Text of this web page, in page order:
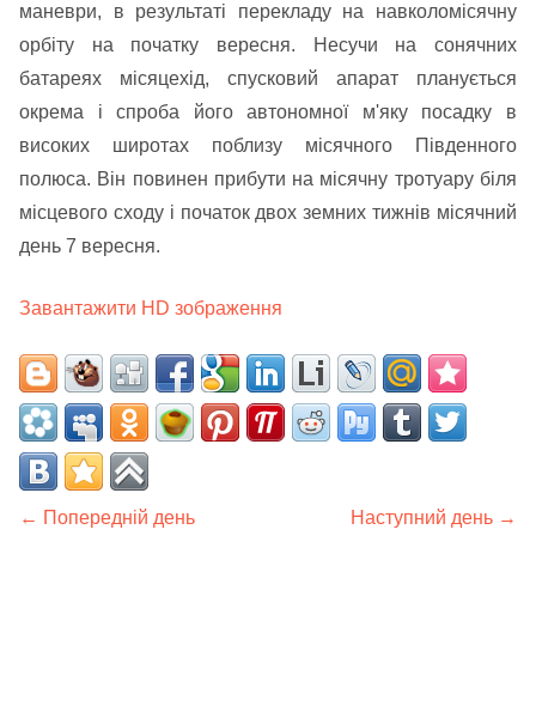
маневри, в результаті перекладу на навколомісячну
орбіту на початку вересня. Несучи на сонячних
батареях місяцехід, спусковий апарат планується
окрема і спроба його автономної м'яку посадку в
високих широтах поблизу місячного Південного
полюса. Він повинен прибути на місячну тротуару біля
місцевого сходу і початок двох земних тижнів місячний
день 7 вересня.
Завантажити HD зображення
← Попередній день Наступний день →